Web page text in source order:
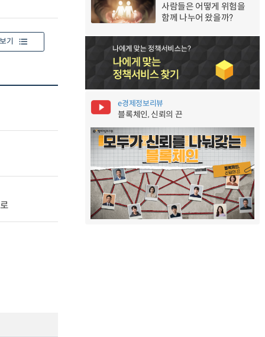
기
사람들은 어떻게 위험을
함께 나누어 왔을까?
e경제정보리뷰
블록체인, 신뢰의 끈